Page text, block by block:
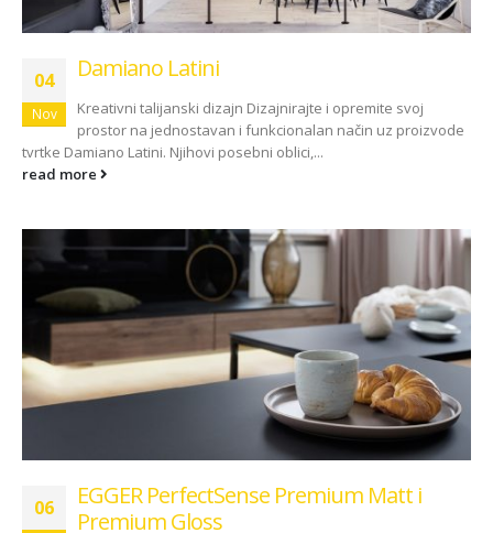
04
Nov
Damiano Latini
Kreativni talijanski dizajn Dizajnirajte i opremite svoj
prostor na jednostavan i funkcionalan način uz proizvode
tvrtke Damiano Latini. Njihovi posebni oblici,...
read more
06
EGGER PerfectSense Premium Matt i
Premium Gloss